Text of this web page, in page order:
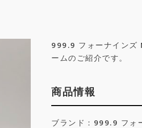
999.9 フォーナインズ
ームのご紹介です。
商品情報
ブランド：999.9 フォ